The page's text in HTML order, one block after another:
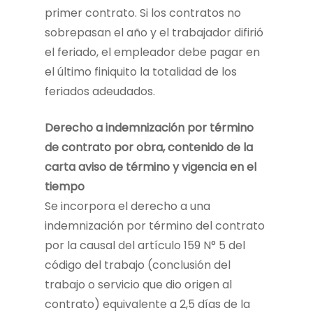
primer contrato. Si los contratos no
sobrepasan el año y el trabajador difirió
el feriado, el empleador debe pagar en
el último finiquito la totalidad de los
feriados adeudados.
Derecho a indemnización por término
de contrato por obra, contenido de la
carta aviso de término y vigencia en el
tiempo
Se incorpora el derecho a una
indemnización por término del contrato
por la causal del artículo 159 N° 5 del
código del trabajo (conclusión del
trabajo o servicio que dio origen al
contrato) equivalente a 2,5 días de la